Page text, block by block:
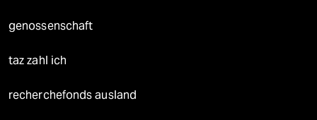
genossenschaft
taz zahl ich
recherchefonds ausland